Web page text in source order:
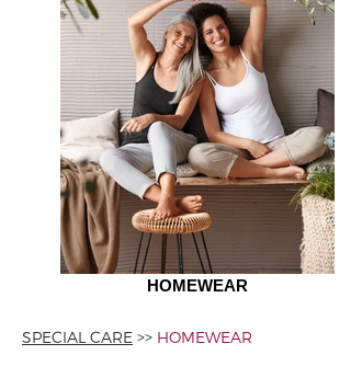
HOMEWEAR
SPECIAL CARE >> HOMEWEAR